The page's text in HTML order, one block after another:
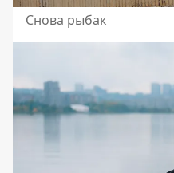
Снова рыбак